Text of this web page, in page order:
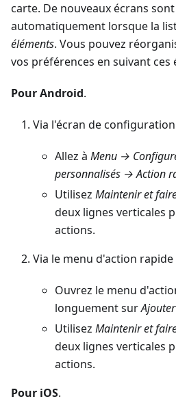
carte. De nouveaux écrans
automatiquement lorsque la
éléments. Vous pouvez
vos préférences en suivant ces
Pour Android.
Via l'écran de
Allez à Menu →
personnalisés → Action
Utilisez Maintenir et
deux lignes verticales
actions.
Via le menu d'action rapide
Ouvrez le menu
longuement sur
Utilisez Maintenir et
deux lignes verticales
actions.
Pour iOS.